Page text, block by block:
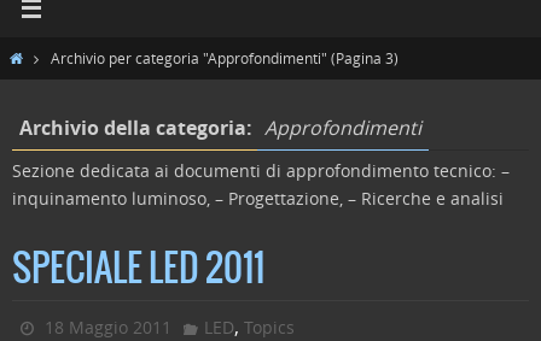
Archivio per categoria "Approfondimenti" (Pagina 3)
Archivio della categoria: Approfondimenti
Sezione dedicata ai documenti di approfondimento tecnico: –
inquinamento luminoso, – Progettazione, – Ricerche e analisi
SPECIALE LED 2011
18 Maggio 2011 LED, Topics